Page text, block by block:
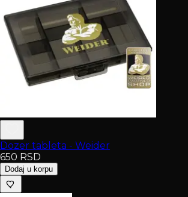
Dozer tableta - Weider
650 RSD
Dodaj u korpu